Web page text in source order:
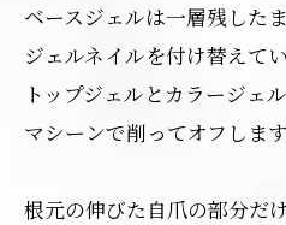
ベースジェルは一層残した
ジェルネイルを付け替えて
トップジェルとカラージェ
マシーンで削ってオフします
根元の伸びた自爪の部分だ